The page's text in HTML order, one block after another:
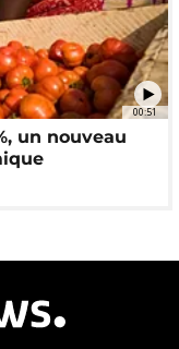
00:51
un nouveau